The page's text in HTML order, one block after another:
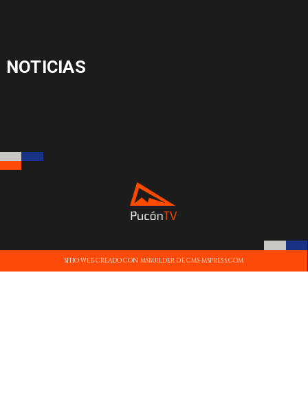
NOTICIAS
SITIO WEB CREADO CON MSBUILDER DE CMS-MSPRESS.COM